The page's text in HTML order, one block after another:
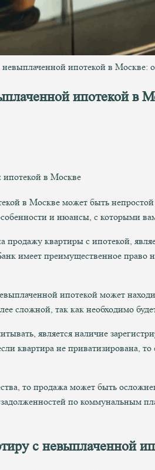
невыплаченной ипотекой в Москве:
ипотекой в
в Москве может быть
и нюансы, с которыми
квартиры с ипотекой,
имеет преимущественное право
ипотекой может
сложной, так как необходимо
является наличие
квартира не приватизирована,
то продажа может быть
по коммунальным
с невыплаченной